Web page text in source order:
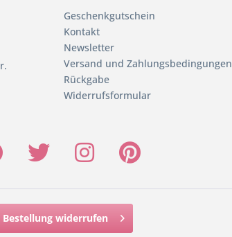
Geschenkgutschein
Kontakt
Newsletter
Versand und Zahlungsbedingungen
Rückgabe
Widerrufsformular
Bestellung widerrufen